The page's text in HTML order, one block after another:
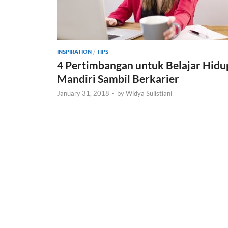
INSPIRATION / TIPS
4 Pertimbangan untuk Belajar
Mandiri Sambil Berkarier
January 31, 2018 - byWidya Sulistiani